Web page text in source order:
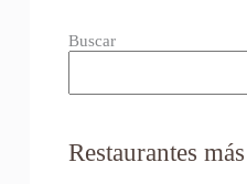
Buscar
Restaurantes